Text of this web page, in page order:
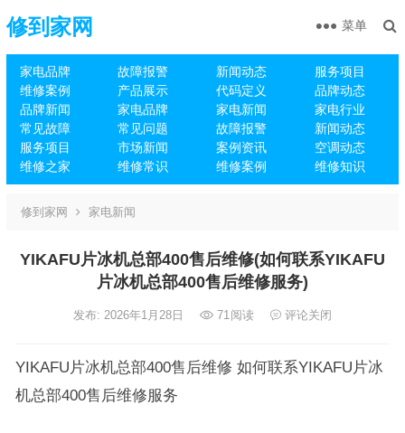
修到家网
家电品牌 故障报警 新闻动态
服务项目
维修案例
产品展示 代码定义
品牌动态
品牌新闻
家电品牌 家电新闻
家电行业
常见故障
常见问题 故障报警
新闻动态
服务项目
市场新闻 案例资讯
空调动态
维修之家
维修常识 维修案例 维修知识
菜单
修到家网 家电新闻
YIKAFU片冰机总部400售后维修(如何联系YIKAFU
片冰机总部400售后维修服务)
发布: 2026年1月28日 71阅读 评论关闭
YIKAFU片冰机总部400售后维修 如何联系YIKAFU片冰
机总部400售后维修服务